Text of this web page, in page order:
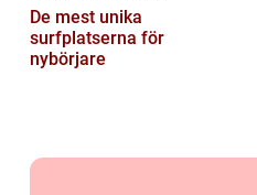
De mest unika
surfplatserna för
nybörjare